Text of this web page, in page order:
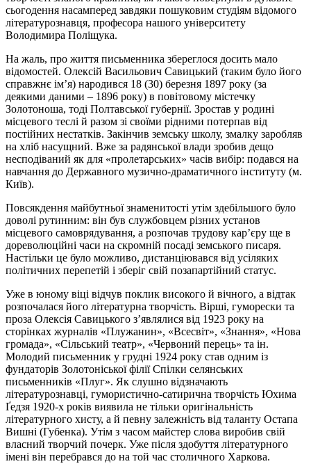
сьогодення насамперед завдяки пошуковим студіям відомого
літературознавця, професора нашого університету
Володимира Поліщука.
На жаль, про життя письменника збереглося досить мало
відомостей. Олексій Васильович Савицький (таким було його
справжнє ім’я) народився 18 (30) березня 1897 року (за
деякими даними – 1896 року) в повітовому містечку
Золотоноша, тоді Полтавської губернії. Зростав у родині
місцевого теслі й разом зі своїми рідними потерпав від
постійних нестатків. Закінчив земську школу, змалку заробляв
на хліб насущний. Вже за радянської влади зробив дещо
несподіваний як для «пролетарських» часів вибір: подався на
навчання до Державного музично-драматичного інституту (м.
Київ).
Повсякдення майбутньої знаменитості утім здебільшого було
доволі рутинним: він був службовцем різних установ
місцевого самоврядування, а розпочав трудову кар’єру ще в
дореволюційні часи на скромній посаді земського писаря.
Настільки це було можливо, дистанціювався від усіляких
політичних перепетій і зберіг свій позапартійний статус.
Уже в юному віці відчув поклик високого й вічного, а відтак
розпочалася його літературна творчість. Вірші, гуморески та
проза Олексія Савицького з’являлися від 1923 року на
сторінках журналів «Плужанин», «Всесвіт», «Знання», «Нова
громада», «Сільський театр», «Червоний перець» та ін.
Молодий письменник у грудні 1924 року став одним із
фундаторів Золотоніської філії Спілки селянських
письменників «Плуг». Як слушно відзначають
літературознавці, гумористично-сатирична творчість Юхима
Ґедзя 1920-х років виявила не тільки оригінальність
літературного хисту, а й певну залежність від таланту Остапа
Вишні (Губенка). Утім з часом майстер слова виробив свій
власний творчий почерк. Уже після здобуття літературного
імені він перебрався до на той час столичного Харкова.